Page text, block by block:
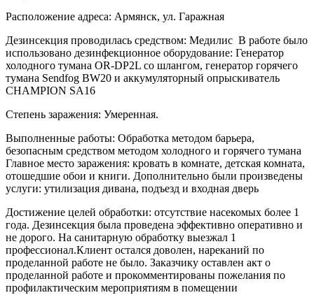
Расположение адреса: Армянск, ул. Гаражная
Дезинсекция проводилась средством: Медилис В работе было
использовано дезинфекционное оборудование: Генератор
холодного тумана OR-DP2L со шлангом, генератор горячего
тумана Sendfog BW20 и аккумуляторный опрыскиватель
CHAMPION SA16
Степень заражения: Умеренная.
Выполненные работы: Обработка методом барьера,
безопасным средством методом холодного и горячего тумана
Главное место заражения: кровать в комнате, детская комната,
отошедшие обои и книги. Дополнительно были произведены
услуги: утилизация дивана, подъезд и входная дверь
Достижение целей обработки: отсутствие насекомых более 1
года. Дезинсекция была проведена эффективно оперативно и
не дорого. На санитарную обработку выезжал 1
профессионал.Клиент остался доволен, нареканий по
проделанной работе не было. Заказчику оставлен акт о
проделанной работе и прокомментированы пожелания по
профилактическим мероприятиям в помещении